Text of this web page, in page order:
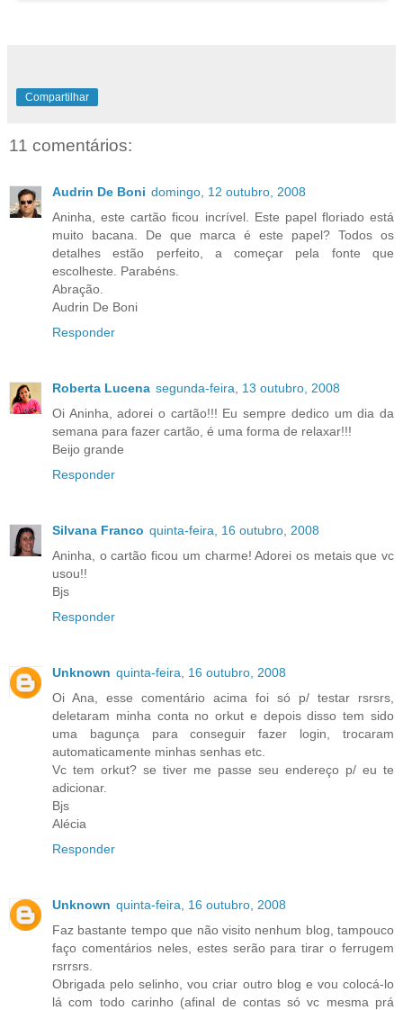
Compartilhar
11 comentários:
Audrin De Boni domingo, 12 outubro, 2008
Aninha, este cartão ficou incrível. Este papel floriado está
muito bacana. De que marca é este papel? Todos os
detalhes estão perfeito, a começar pela fonte que
escolheste. Parabéns.
Abração.
Audrin De Boni
Responder
Roberta Lucena segunda-feira, 13 outubro, 2008
Oi Aninha, adorei o cartão!!! Eu sempre dedico um dia da
semana para fazer cartão, é uma forma de relaxar!!!
Beijo grande
Responder
Silvana Franco quinta-feira, 16 outubro, 2008
Aninha, o cartão ficou um charme! Adorei os metais que vc
usou!!
Bjs
Responder
Unknown quinta-feira, 16 outubro, 2008
Oi Ana, esse comentário acima foi só p/ testar rsrsrs,
deletaram minha conta no orkut e depois disso tem sido
uma bagunça para conseguir fazer login, trocaram
automaticamente minhas senhas etc.
Vc tem orkut? se tiver me passe seu endereço p/ eu te
adicionar.
Bjs
Alécia
Responder
Unknown quinta-feira, 16 outubro, 2008
Faz bastante tempo que não visito nenhum blog, tampouco
faço comentários neles, estes serão para tirar o ferrugem
rsrrsrs.
Obrigada pelo selinho, vou criar outro blog e vou colocá-lo
lá com todo carinho (afinal de contas só vc mesma prá